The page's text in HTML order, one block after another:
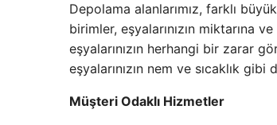
Depolama alanlarımız, farklı
birimler, eşyalarınızın miktarına
eşyalarınızın herhangi bir zarar
eşyalarınızın nem ve sıcaklık
Müşteri Odaklı Hizmetler